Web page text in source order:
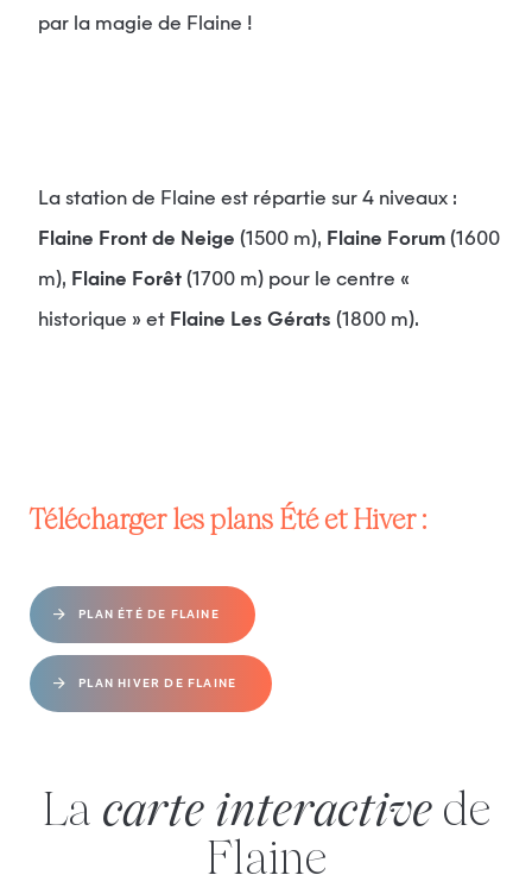
par la magie de Flaine !
La station de Flaine est répartie sur 4 niveaux :
Flaine Front de Neige (1500 m), Flaine Forum (1600
m), Flaine Forêt (1700 m) pour le centre «
historique » et Flaine Les Gérats (1800 m).
Télécharger les plans Été et Hiver :
PLAN ÉTÉ DE FLAINE
PLAN HIVER DE FLAINE
La carte interactivede
Flaine